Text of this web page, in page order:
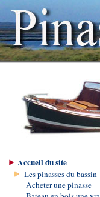
Accueil du site
Les pinasses du bassin
Acheter une pinasse